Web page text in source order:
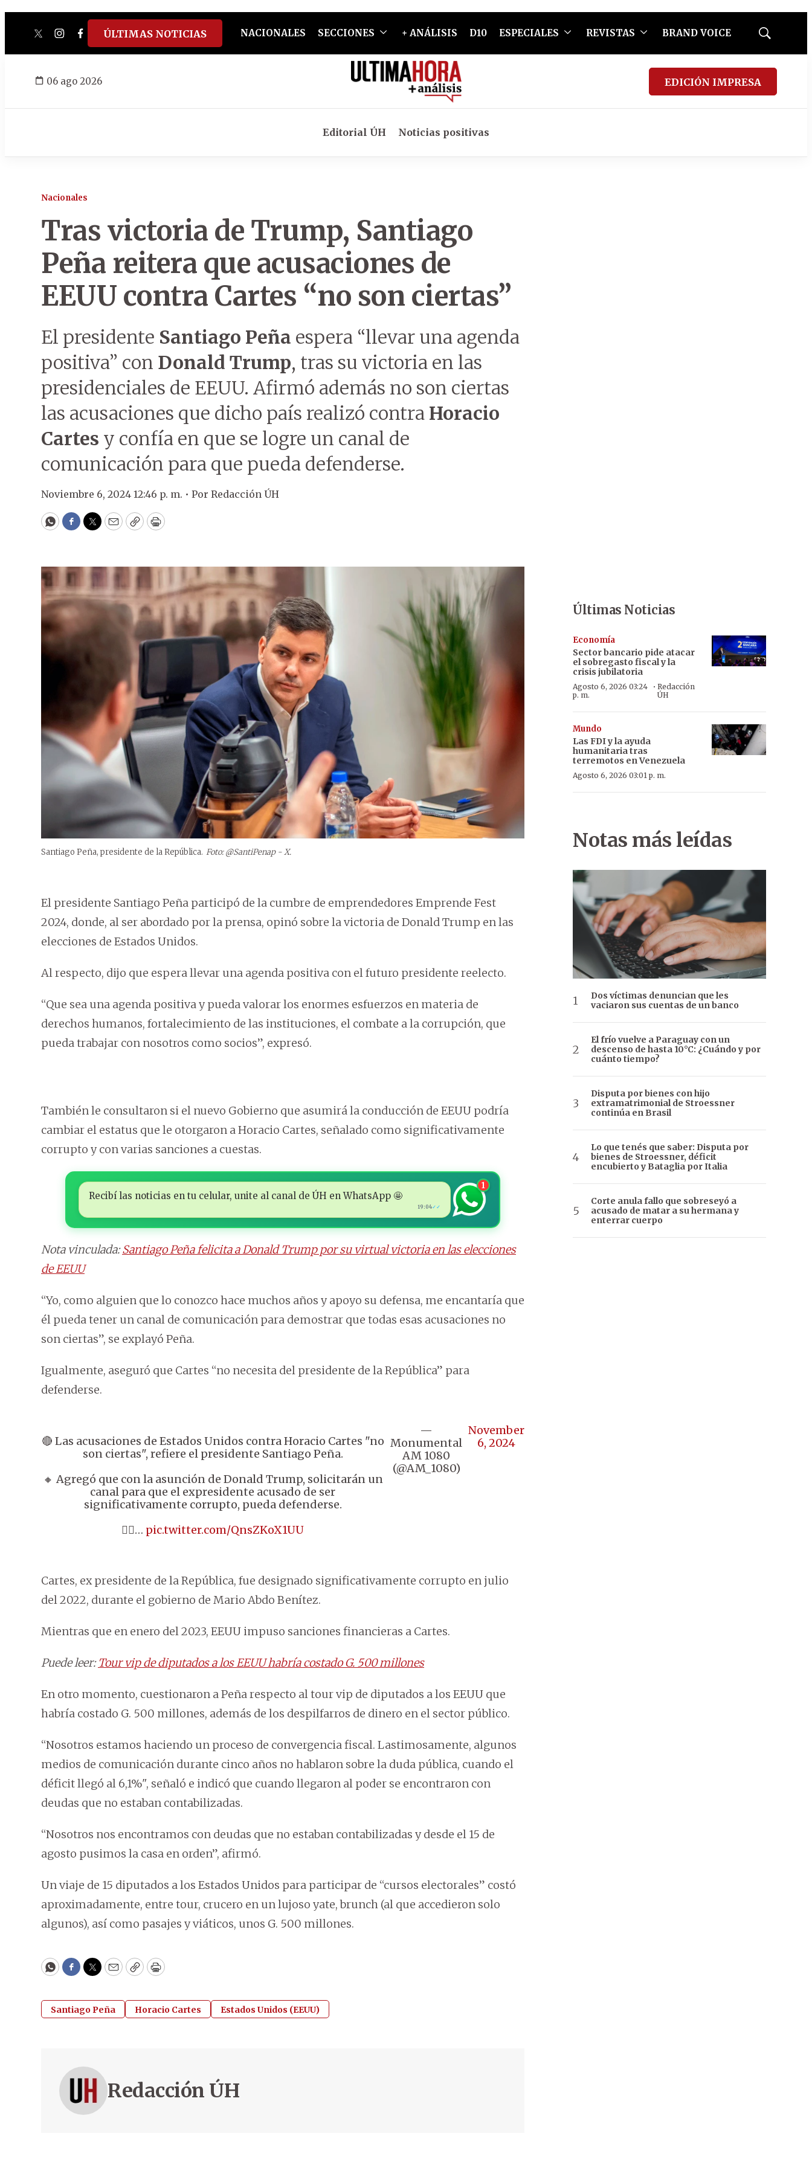
twitterinstagram
facebook
tiktokyoutube
spotify
ÚLTIMAS NOTICIAS NACIONALES SECCIONES + ANÁLISIS D10 ESPECIALES REVISTAS BRAND VOICE
Mostrar
06 ago 2026 EDICIÓN IMPRESA
Editorial ÚH Noticias positivas
Nacionales
Tras victoria de Trump, Santiago
Peña reitera que acusaciones de
EEUU contra Cartes “no son ciertas”
El presidente Santiago Peña espera “llevar una agenda
positiva” con Donald Trump, tras su victoria en las
presidenciales de EEUU. Afirmó además no son ciertas
las acusaciones que dicho país realizó contra Horacio
Cartes y confía en que se logre un canal de
comunicación para que pueda defenderse.
Noviembre 6, 2024 12:46 p. m. • Por Redacción ÚH
WhatsApp
Facebook
Twitter
EmailCopyPrint
Santiago Peña, presidente de la República. Foto: @SantiPenap - X.
El presidente Santiago Peña participó de la cumbre de emprendedores Emprende Fest
2024, donde, al ser abordado por la prensa, opinó sobre la victoria de Donald Trump en las
elecciones de Estados Unidos.
Al respecto, dijo que espera llevar una agenda positiva con el futuro presidente reelecto.
“Que sea una agenda positiva y pueda valorar los enormes esfuerzos en materia de
derechos humanos, fortalecimiento de las instituciones, el combate a la corrupción, que
pueda trabajar con nosotros como socios”, expresó.
También le consultaron si el nuevo Gobierno que asumirá la conducción de EEUU podría
cambiar el estatus que le otorgaron a Horacio Cartes, señalado como significativamente
corrupto y con varias sanciones a cuestas.
Recibí las noticias en tu celular, unite al canal de ÚH en WhatsApp 🤩
19:04✓✓
1
Nota vinculada:Santiago Peña felicita a Donald Trump por su virtual victoria en las elecciones
de EEUU
“Yo, como alguien que lo conozco hace muchos años y apoyo su defensa, me encantaría que
él pueda tener un canal de comunicación para demostrar que todas esas acusaciones no
son ciertas”, se explayó Peña.
Igualmente, aseguró que Cartes “no necesita del presidente de la República” para
defenderse.
🔴 Las acusaciones de Estados Unidos contra Horacio Cartes "no
son ciertas", refiere el presidente Santiago Peña.
🔸 Agregó que con la asunción de Donald Trump, solicitarán un
canal para que el expresidente acusado de ser
significativamente corrupto, pueda defenderse.
👉🏼… pic.twitter.com/QnsZKoX1UU
—
Monumental
AM 1080
(@AM_1080)
November
6, 2024
Cartes, ex presidente de la República, fue designado significativamente corrupto en julio
del 2022, durante el gobierno de Mario Abdo Benítez.
Mientras que en enero del 2023, EEUU impuso sanciones financieras a Cartes.
Puede leer:Tour vip de diputados a los EEUU habría costado G. 500 millones
En otro momento, cuestionaron a Peña respecto al tour vip de diputados a los EEUU que
habría costado G. 500 millones, además de los despilfarros de dinero en el sector público.
“Nosotros estamos haciendo un proceso de convergencia fiscal. Lastimosamente, algunos
medios de comunicación durante cinco años no hablaron sobre la duda pública, cuando el
déficit llegó al 6,1%", señaló e indicó que cuando llegaron al poder se encontraron con
deudas que no estaban contabilizadas.
“Nosotros nos encontramos con deudas que no estaban contabilizadas y desde el 15 de
agosto pusimos la casa en orden”, afirmó.
Un viaje de 15 diputados a los Estados Unidos para participar de “cursos electorales” costó
aproximadamente, entre tour, crucero en un lujoso yate, brunch (al que accedieron solo
algunos), así como pasajes y viáticos, unos G. 500 millones.
WhatsApp
Facebook
Twitter
EmailCopyPrint
Santiago Peña Horacio Cartes Estados Unidos (EEUU)
Redacción ÚH
Últimas Noticias
Economía
Sector bancario pide atacar
el sobregasto fiscal y la
crisis jubilatoria
Agosto 6, 2026 03:24
p. m.
· Redacción
ÚH
Mundo
Las FDI y la ayuda
humanitaria tras
terremotos en Venezuela
Agosto 6, 2026 03:01 p. m.
Notas más leídas
Dos víctimas denuncian que les
vaciaron sus cuentas de un banco
El frío vuelve a Paraguay con un
descenso de hasta 10°C: ¿Cuándo y por
cuánto tiempo?
Disputa por bienes con hijo
extramatrimonial de Stroessner
continúa en Brasil
Lo que tenés que saber: Disputa por
bienes de Stroessner, déficit
encubierto y Bataglia por Italia
Corte anula fallo que sobreseyó a
acusado de matar a su hermana y
enterrar cuerpo